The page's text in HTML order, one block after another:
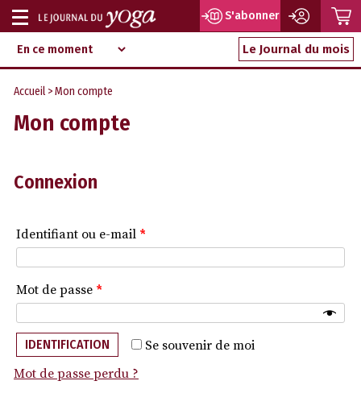
Aller
au
contenu
d‘information
indépendant
Afficher
ou
masquer
la
navigation
S'abonner
Le Journal du mois
Accueil > Mon compte
Mon compte
Connexion
Identifiant ou e-mail *
Mot de passe *
Se souvenir de moi
IDENTIFICATION
Mot de passe perdu ?